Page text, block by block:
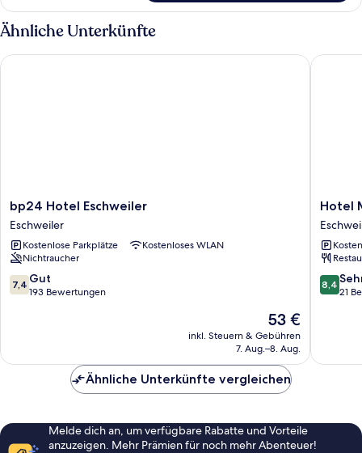
Ähnliche Unterkünfte
bp24
Hotel
Eschweiler
Eschweiler
bp24 Hotel Eschweiler
Eschweiler
Kostenlose Parkplätze
Kostenloses WLAN
Nichtraucher
7.4
von
7,4 Gut
193 Bewertungen
Der
Preis
beträgt
53 €
inkl. Steuern & Gebühren
7. Aug.–8. Aug.
bp24 Hotel Eschweiler
Hotel
Hotel
8.4
von
8,4
21
Hotel
Ähnliche Unterkünfte vergleichen
Melde dich an, um verfügbare Rabatte und Vorteile
anzuzeigen. Mehr Prämien für noch mehr Abenteuer!